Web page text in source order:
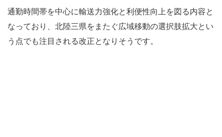
通勤時間帯を中心に輸送力強化と利便性向上を図る内容と
なっており、北陸三県をまたぐ広域移動の選択肢拡大とい
う点でも注目される改正となりそうです。